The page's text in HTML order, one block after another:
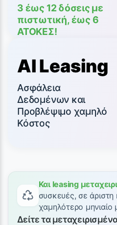
3 έως 12 δόσεις με
πιστωτική, έως 6
ΑΤΟΚΕΣ!
AI Leasing
Ασφάλεια
Δεδομένων και
Προβλέψιμο χαμηλό
Κόστος
Και leasing
συσκευές, σε
χαμηλότερο μηνιαίο
Δείτε τα